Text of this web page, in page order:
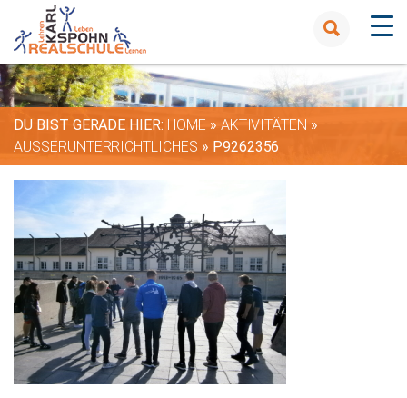
DU BIST GERADE HIER: HOME » AKTIVITÄTEN »
AUSSERUNTERRICHTLICHES
» P9262356